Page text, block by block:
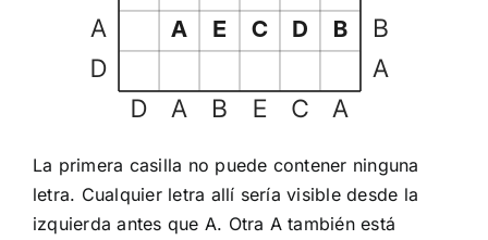
La primera casilla no puede contener ninguna
letra. Cualquier letra allí sería visible desde la
izquierda antes que A. Otra A también está